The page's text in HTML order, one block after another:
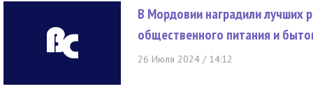
В Мордовии наградили лучших
общественного питания и
26 Июля 2024 / 14:12